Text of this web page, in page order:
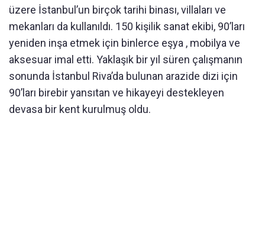
üzere İstanbul’un birçok tarihi binası, villaları ve
mekanları da kullanıldı. 150 kişilik sanat ekibi, 90’ları
yeniden inşa etmek için binlerce eşya , mobilya ve
aksesuar imal etti. Yaklaşık bir yıl süren çalışmanın
sonunda İstanbul Riva’da bulunan arazide dizi için
90’ları birebir yansıtan ve hikayeyi destekleyen
devasa bir kent kurulmuş oldu.